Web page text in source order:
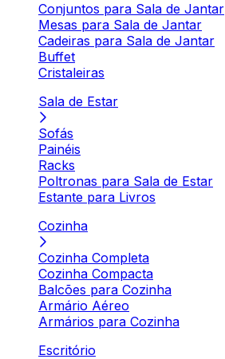
Conjuntos para Sala de Jantar
Mesas para Sala de Jantar
Cadeiras para Sala de Jantar
Buffet
Cristaleiras
Sala de Estar
Sofás
Painéis
Racks
Poltronas para Sala de Estar
Estante para Livros
Cozinha
Cozinha Completa
Cozinha Compacta
Balcões para Cozinha
Armário Aéreo
Armários para Cozinha
Escritório